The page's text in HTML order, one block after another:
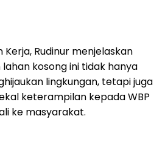
Kerja, Rudinur menjelaskan
kosong ini tidak hanya
lingkungan, tetapi juga
keterampilan kepada WBP
ke masyarakat.